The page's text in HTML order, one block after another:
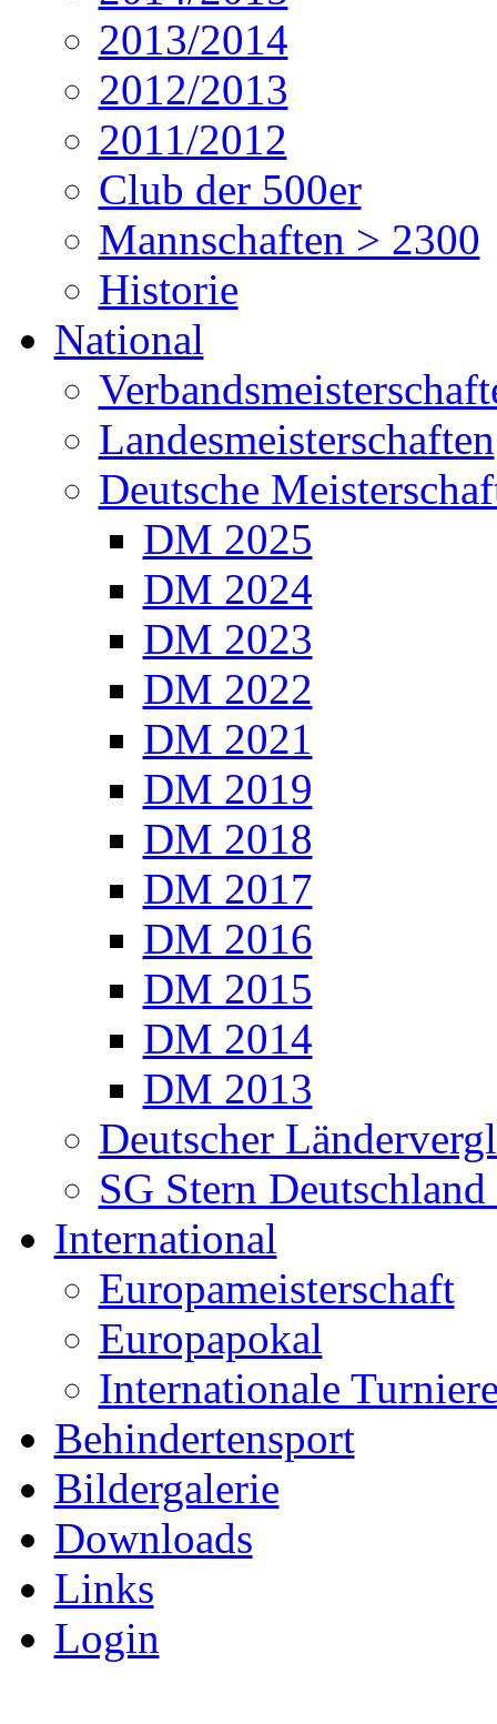
2013/2014
2012/2013
2011/2012
Club der 500er
Mannschaften > 2300
Historie
National
Landesmeisterschaften
Deutsche
DM 2025
DM 2024
DM 2023
DM 2022
DM 2021
DM 2019
DM 2018
DM 2017
DM 2016
DM 2015
DM 2014
DM 2013
Deutscher
SG Stern
International
Europameisterschaft
Europapokal
Internationale
Behindertensport
Bildergalerie
Downloads
Links
Login